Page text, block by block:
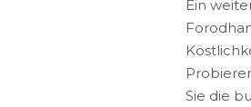
Ein
Sie die